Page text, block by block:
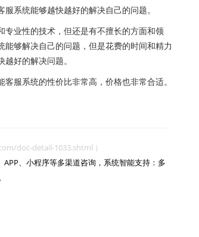
统能够越快越好的解决自己的问题。
业性的技术，但还是有不擅长的方面和领
够解决自己的问题，但是花费的时间和精力
好的解决问题。
系统的性价比非常高，价格也非常合适。
doc-detail-1033.shtml ）
、小程序等多渠道咨询，系统智能支持：多